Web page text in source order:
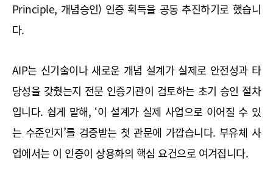
Principle, 개념승인) 인증 획득을 공동 추진하기로 했습니
다.
AIP는 신기술이나 새로운 개념 설계가 실제로 안전성과 타
당성을 갖췄는지 전문 인증기관이 검토하는 초기 승인 절차
입니다. 쉽게 말해, ‘이 설계가 실제 사업으로 이어질 수 있
는 수준인지’를 검증받는 첫 관문에 가깝습니다. 부유체 사
업에서는 이 인증이 상용화의 핵심 요건으로 여겨집니다.